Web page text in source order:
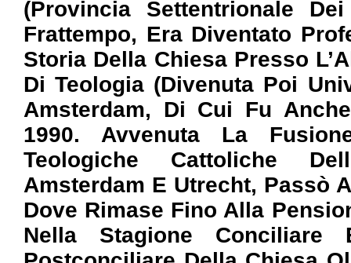
(provincia Settentrionale
Frattempo, Era Diventato
Storia Della Chiesa Presso
Di Teologia (divenuta Poi
Amsterdam, Di Cui Fu
1990. Avvenuta La
Teologiche Cattoliche
Amsterdam E Utrecht, Passò
Dove Rimase Fino Alla
Nella Stagione Conciliare